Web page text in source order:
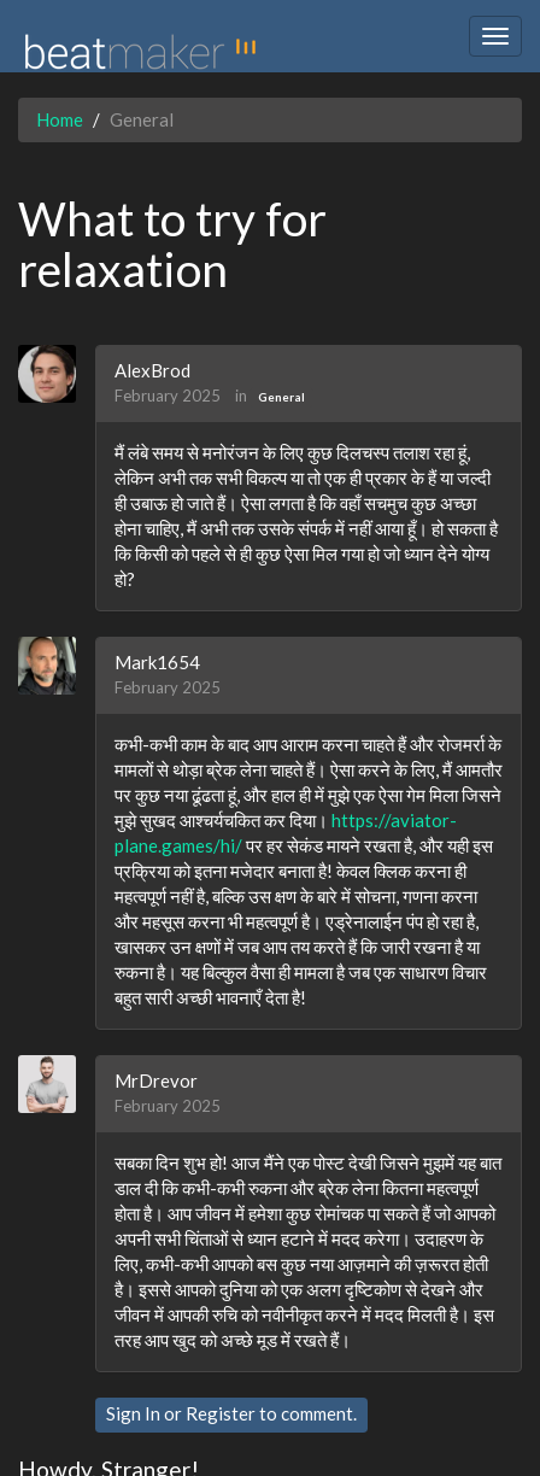
Home General
What to try for
relaxation
AlexBrod
February 2025 in General
मैं लंबे समय से मनोरंजन के लिए कुछ दिलचस्प तलाश रहा हूं,
लेकिन अभी तक सभी विकल्प या तो एक ही प्रकार के हैं या जल्दी
ही उबाऊ हो जाते हैं। ऐसा लगता है कि वहाँ सचमुच कुछ अच्छा
होना चाहिए, मैं अभी तक उसके संपर्क में नहीं आया हूँ। हो सकता है
कि किसी को पहले से ही कुछ ऐसा मिल गया हो जो ध्यान देने योग्य
हो?
Mark1654
February 2025
कभी-कभी काम के बाद आप आराम करना चाहते हैं और रोजमर्रा के
मामलों से थोड़ा ब्रेक लेना चाहते हैं। ऐसा करने के लिए, मैं आमतौर
पर कुछ नया ढूंढता हूं, और हाल ही में मुझे एक ऐसा गेम मिला जिसने
मुझे सुखद आश्चर्यचकित कर दिया। https://aviator-
plane.games/hi/पर हर सेकंड मायने रखता है, और यही इस
प्रक्रिया को इतना मजेदार बनाता है! केवल क्लिक करना ही
महत्वपूर्ण नहीं है, बल्कि उस क्षण के बारे में सोचना, गणना करना
और महसूस करना भी महत्वपूर्ण है। एड्रेनालाईन पंप हो रहा है,
खासकर उन क्षणों में जब आप तय करते हैं कि जारी रखना है या
रुकना है। यह बिल्कुल वैसा ही मामला है जब एक साधारण विचार
बहुत सारी अच्छी भावनाएँ देता है!
MrDrevor
February 2025
सबका दिन शुभ हो! आज मैंने एक पोस्ट देखी जिसने मुझमें यह बात
डाल दी कि कभी-कभी रुकना और ब्रेक लेना कितना महत्वपूर्ण
होता है। आप जीवन में हमेशा कुछ रोमांचक पा सकते हैं जो आपको
अपनी सभी चिंताओं से ध्यान हटाने में मदद करेगा। उदाहरण के
लिए, कभी-कभी आपको बस कुछ नया आज़माने की ज़रूरत होती
है। इससे आपको दुनिया को एक अलग दृष्टिकोण से देखने और
जीवन में आपकी रुचि को नवीनीकृत करने में मदद मिलती है। इस
तरह आप खुद को अच्छे मूड में रखते हैं।
Sign In or Registerto comment.
Howdy, Stranger!